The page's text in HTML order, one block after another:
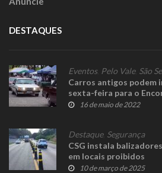
DESTAQUES
Eventos, Pelo Vale, São
Carros antigos podem
sexta-feira para o
16 de maio de 2022
Destaque, Segurança
CSG instala
em locais proibidos
10 de março de 2025